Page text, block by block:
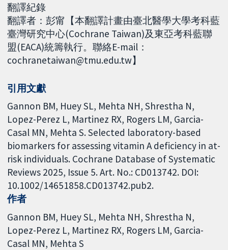
翻譯紀錄
翻譯者：彭甯【本翻譯計畫由臺北醫學大學考科藍
臺灣研究中心(Cochrane Taiwan)及東亞考科藍聯
盟(EACA)統籌執行。聯絡E-mail：
cochranetaiwan@tmu.edu.tw】
引用文獻
Gannon BM, Huey SL, Mehta NH, Shrestha N,
Lopez-Perez L, Martinez RX, Rogers LM, Garcia-
Casal MN, Mehta S. Selected laboratory-based
biomarkers for assessing vitamin A deficiency in at-
risk individuals. Cochrane Database of Systematic
Reviews 2025, Issue 5. Art. No.: CD013742. DOI:
10.1002/14651858.CD013742.pub2.
作者
Gannon BM Huey SL Mehta NH Shrestha N
Lopez-Perez L Martinez RX Rogers LM Garcia-
Casal MN Mehta S